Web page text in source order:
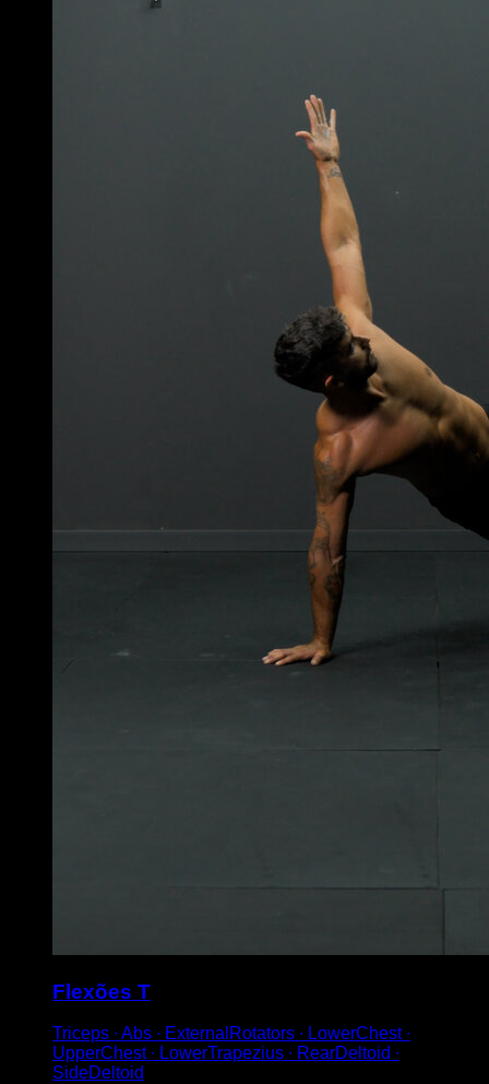
Flexões T
Triceps ∙ Abs ∙ ExternalRotators ∙ LowerChest ∙
UpperChest ∙ LowerTrapezius ∙ RearDeltoid ∙
SideDeltoid